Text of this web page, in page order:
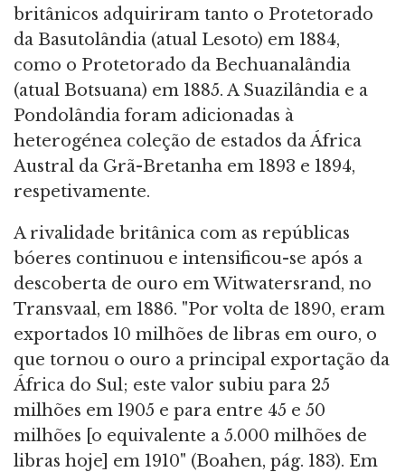
britânicos adquiriram tanto o Protetorado
da Basutolândia (atual Lesoto) em 1884,
como o Protetorado da Bechuanalândia
(atual Botsuana) em 1885. A Suazilândia e a
Pondolândia foram adicionadas à
heterogénea coleção de estados da África
Austral da Grã-Bretanha em 1893 e 1894,
respetivamente.
A rivalidade britânica com as repúblicas
bóeres continuou e intensificou-se após a
descoberta de ouro em Witwatersrand, no
Transvaal, em 1886. "Por volta de 1890, eram
exportados 10 milhões de libras em ouro, o
que tornou o ouro a principal exportação da
África do Sul; este valor subiu para 25
milhões em 1905 e para entre 45 e 50
milhões [o equivalente a 5.000 milhões de
libras hoje] em 1910" (Boahen, pág. 183). Em